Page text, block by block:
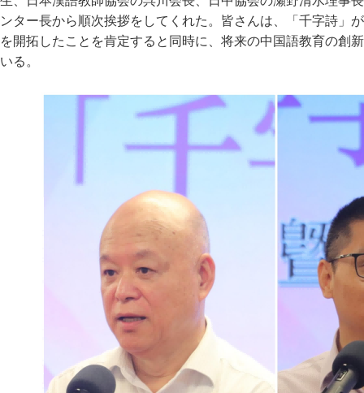
ンター長から順次挨拶をしてくれた。皆さんは、「千字詩」
を開拓したことを肯定すると同時に、将来の中国語教育の創
いる。